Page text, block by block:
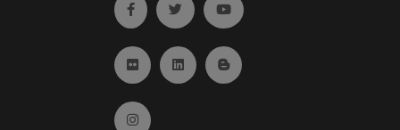
Ir a facebook (abre en ventana nueva)
Ir a twitter (abre en ventana nueva)
Ir a YouTube (abre en
Ir a Flickr (abre en ventana nueva)
Ir a Linkedin (abre en ventana nueva)
Ir al Blog (abre en ventana
Ir a Instagram (abre en ventana nueva)